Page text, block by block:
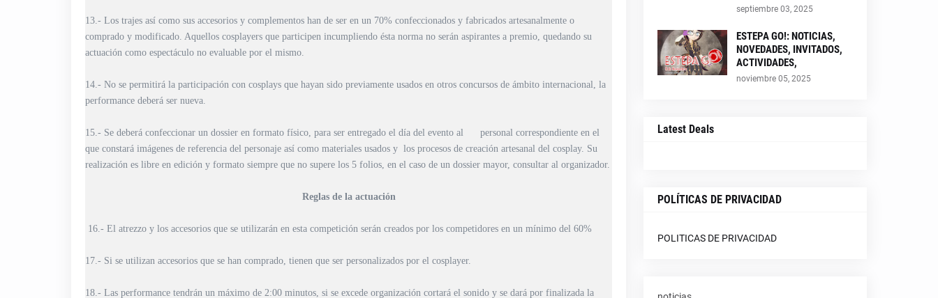
13.- Los trajes así como sus accesorios y complementos han de ser en un 70% confeccionados y fabricados artesanalmente o
comprado y modificado. Aquellos cosplayers que participen incumpliendo ésta norma no serán aspirantes a premio, quedando su
actuación como espectáculo no evaluable por el mismo.
14.- No se permitirá la participación con cosplays que hayan sido previamente usados en otros concursos de ámbito internacional, la
performance deberá ser nueva.
15.- Se deberá confeccionar un dossier en formato físico, para ser entregado el día del evento al personal correspondiente en el
que constará imágenes de referencia del personaje así como materiales usados y los procesos de creación artesanal del cosplay. Su
realización es libre en edición y formato siempre que no supere los 5 folios, en el caso de un dossier mayor, consultar al organizador.
Reglas de la actuación
16.- El atrezzo y los accesorios que se utilizarán en esta competición serán creados por los competidores en un mínimo del 60%
17.- Si se utilizan accesorios que se han comprado, tienen que ser personalizados por el cosplayer.
18.- Las performance tendrán un máximo de 2:00 minutos, si se excede organización cortará el sonido y se dará por finalizada la
septiembre 03, 2025
ESTEPA GO!: NOTICIAS,
NOVEDADES, INVITADOS,
ACTIVIDADES,
noviembre 05, 2025
Latest Deals
POLÍTICAS DE PRIVACIDAD
POLITICAS DE PRIVACIDAD